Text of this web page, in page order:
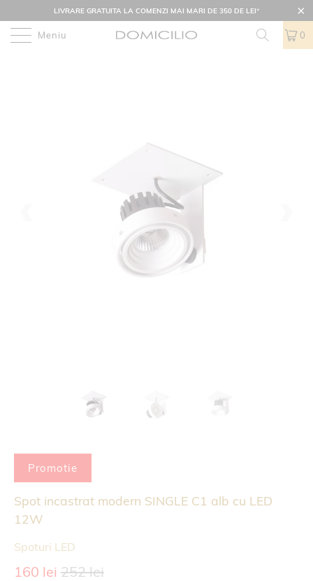
LIVRARE GRATUITA LA COMENZI MAI MARI DE 350 DE LEI*
Meniu 0
Promotie
Spot incastrat modern SINGLE C1 alb cu LED
12W
Spoturi LED
160 lei 252 lei